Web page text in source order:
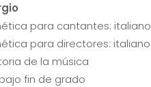
para cantantes: italiano
para directores: italiano
de la música
fin de grado